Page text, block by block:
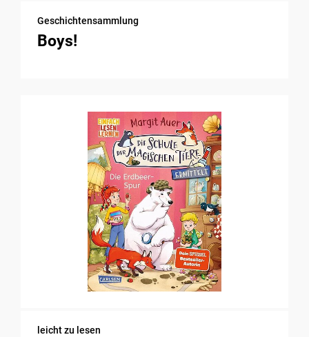
Geschichtensammlung
Boys!
leicht zu lesen